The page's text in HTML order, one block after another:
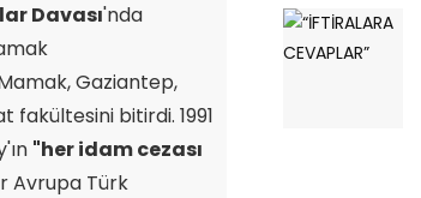
Davası'nda
Gaziantep,
fakültesini bitirdi. 1991
"her idam cezası
Avrupa Türk